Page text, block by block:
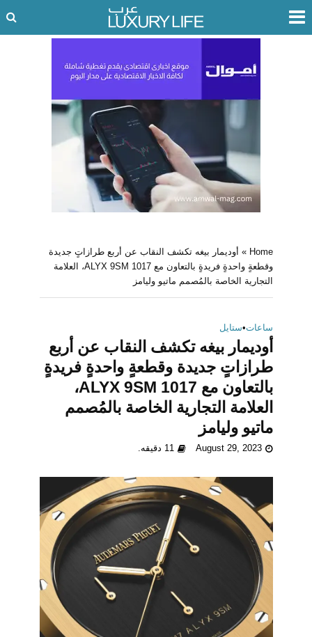
Home
» أوديمار بيغه تكشف النقاب عن أربع طرازاتٍ جديدة
وقطعةٍ واحدةٍ فريدةٍ بالتعاون مع 1017 ALYX 9SM، العلامة
التجارية الخاصة بالمُصمم ماتيو وليامز
ساعات•ستايل
أوديمار بيغه تكشف النقاب عن أربع
طرازاتٍ جديدة وقطعةٍ واحدةٍ فريدةٍ
بالتعاون مع 1017 ALYX 9SM،
العلامة التجارية الخاصة بالمُصمم
ماتيو وليامز
August 29, 2023 11 دقيقه.